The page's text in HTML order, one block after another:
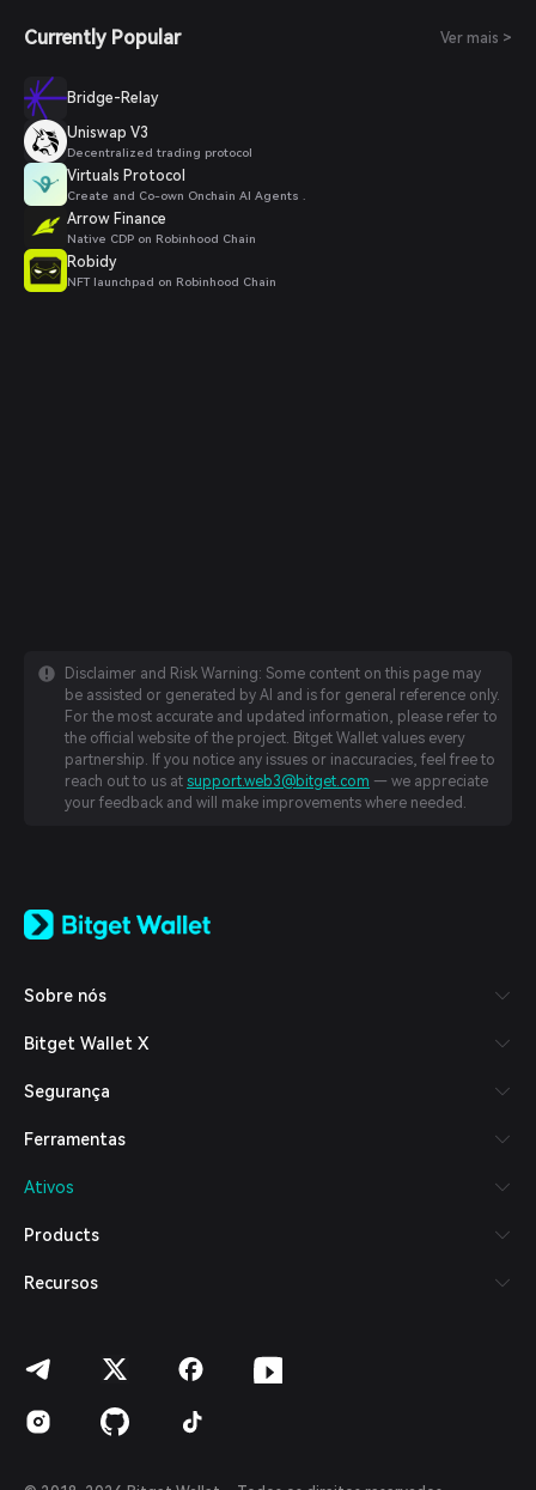
Currently Popular Ver mais >
Bridge-Relay
Uniswap V3
Decentralized trading protocol
Virtuals Protocol
Create and Co-own Onchain AI Agents .
Arrow Finance
Native CDP on Robinhood Chain
Robidy
NFT launchpad on Robinhood Chain
Disclaimer and Risk Warning: Some content on this page may
be assisted or generated by AI and is for general reference only.
For the most accurate and updated information, please refer to
the official website of the project. Bitget Wallet values every
partnership. If you notice any issues or inaccuracies, feel free to
reach out to us at support.web3@bitget.com — we appreciate
your feedback and will make improvements where needed.
日本語
Español (Latinoamérica)
Italiano
Deutsch
繁體中文
Bahasa Indonesia
हिन्दी
Español (Argentina)
Sobre nós
Bitget Wallet X
Segurança
Ferramentas
Ativos
Products
Recursos